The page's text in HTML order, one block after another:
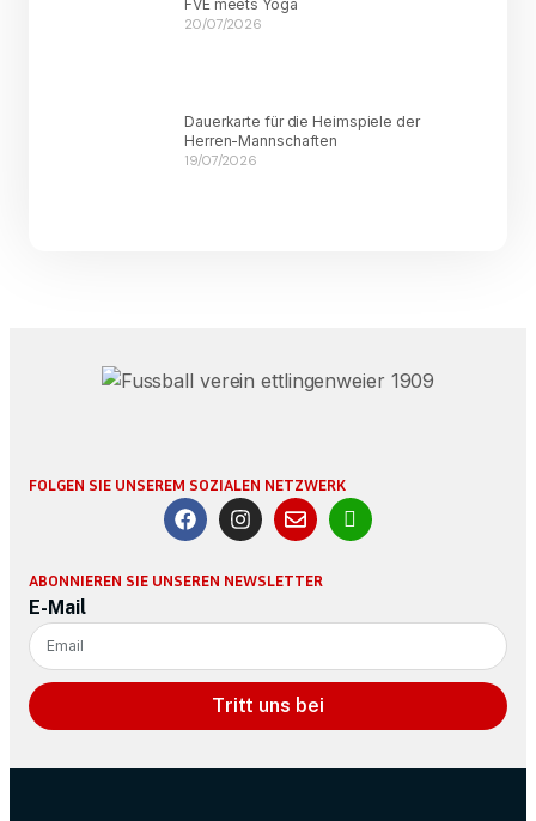
FVE meets Yoga
20/07/2026
Dauerkarte für die Heimspiele der
Herren-Mannschaften
19/07/2026
FOLGEN SIE UNSEREM SOZIALEN NETZWERK
ABONNIEREN SIE UNSEREN NEWSLETTER
E-Mail
Tritt uns bei